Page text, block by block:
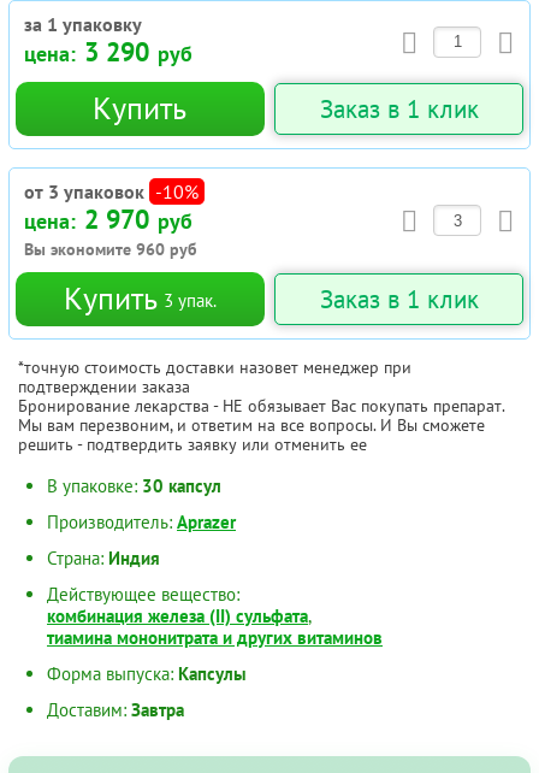
за 1 упаковку
цена: 3 290 руб
Купить Заказ в 1 клик
от 3 упаковок -10%
цена: 2 970 руб
Вы экономите 960 руб
Купить 3 упак. Заказ в 1 клик
*точную стоимость доставки назовет менеджер при
подтверждении заказа
Бронирование лекарства - НЕ обязывает Вас покупать препарат.
Мы вам перезвоним, и ответим на все вопросы. И Вы сможете
решить - подтвердить заявку или отменить ее
В упаковке: 30 капсул
Производитель: Aprazer
Страна: Индия
Действующее вещество:
комбинация железа (II) сульфата,
тиамина мононитрата и других витаминов
Форма выпуска: Капсулы
Доставим: Завтра